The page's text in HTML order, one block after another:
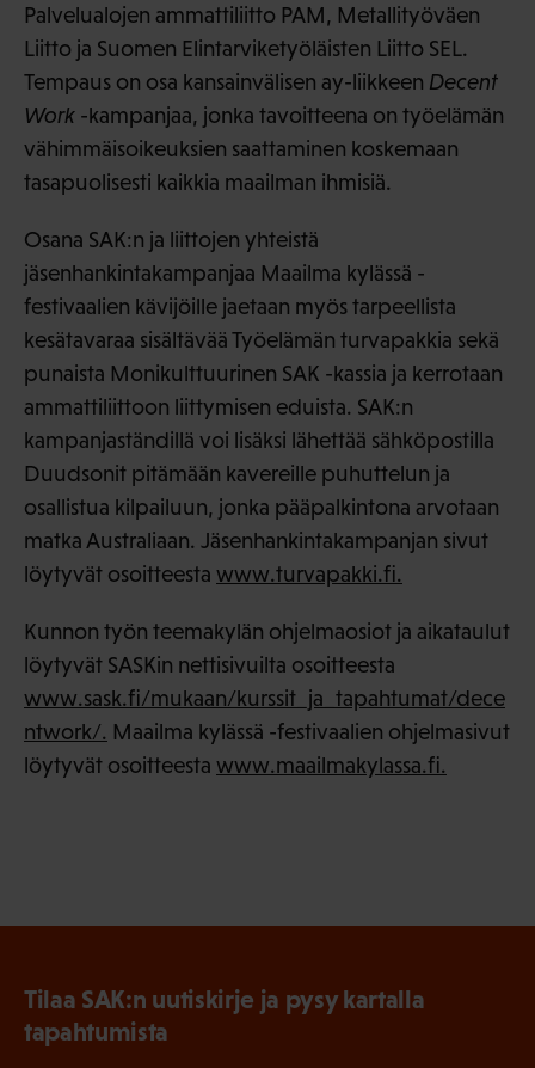
Palvelualojen ammattiliitto PAM, Metallityöväen
Liitto ja Suomen Elintarviketyöläisten Liitto SEL.
Tempaus on osa kansainvälisen ay-liikkeen Decent
Work -kampanjaa, jonka tavoitteena on työelämän
vähimmäisoikeuksien saattaminen koskemaan
tasapuolisesti kaikkia maailman ihmisiä.
Osana SAK:n ja liittojen yhteistä
jäsenhankintakampanjaa Maailma kylässä -
festivaalien kävijöille jaetaan myös tarpeellista
kesätavaraa sisältävää Työelämän turvapakkia sekä
punaista Monikulttuurinen SAK -kassia ja kerrotaan
ammattiliittoon liittymisen eduista. SAK:n
kampanjaständillä voi lisäksi lähettää sähköpostilla
Duudsonit pitämään kavereille puhuttelun ja
osallistua kilpailuun, jonka pääpalkintona arvotaan
matka Australiaan. Jäsenhankintakampanjan sivut
löytyvät osoitteesta www.turvapakki.fi.
Kunnon työn teemakylän ohjelmaosiot ja aikataulut
löytyvät SASKin nettisivuilta osoitteesta
www.sask.fi/mukaan/kurssit_ja_tapahtumat/dece
ntwork/. Maailma kylässä -festivaalien ohjelmasivut
löytyvät osoitteesta www.maailmakylassa.fi.
Tilaa SAK:n uutiskirje ja pysy kartalla
tapahtumista